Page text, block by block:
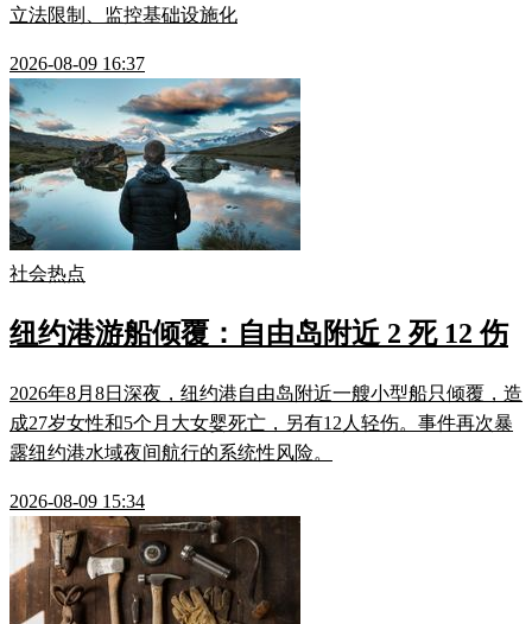
立法限制、监控基础设施化
2026-08-09 16:37
社会热点
纽约港游船倾覆：自由岛附近 2 死 12 伤
2026年8月8日深夜，纽约港自由岛附近一艘小型船只倾覆，造
成27岁女性和5个月大女婴死亡，另有12人轻伤。事件再次暴
露纽约港水域夜间航行的系统性风险。
2026-08-09 15:34